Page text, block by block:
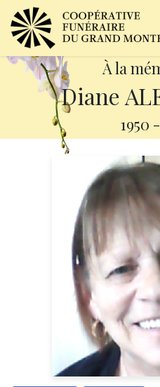
À la
Diane
1950 -